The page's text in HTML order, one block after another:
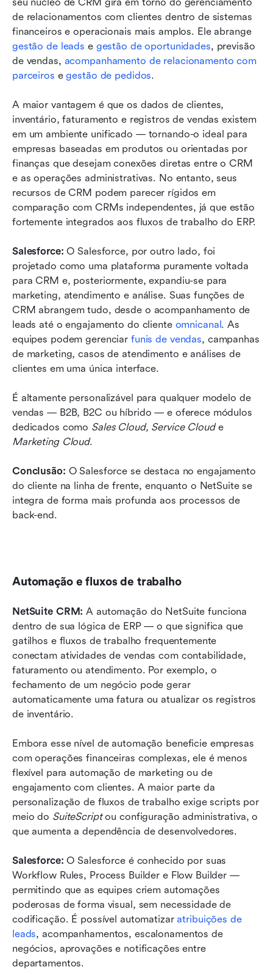
de relacionamentos com clientes dentro de sistemas
financeiros e operacionais mais amplos. Ele abrange
gestão de leads e gestão de oportunidades, previsão
de vendas, acompanhamento de relacionamento com
parceiros e gestão de pedidos.
A maior vantagem é que os dados de clientes,
inventário, faturamento e registros de vendas existem
em um ambiente unificado — tornando-o ideal para
empresas baseadas em produtos ou orientadas por
finanças que desejam conexões diretas entre o CRM
e as operações administrativas. No entanto, seus
recursos de CRM podem parecer rígidos em
comparação com CRMs independentes, já que estão
fortemente integrados aos fluxos de trabalho do ERP.
Salesforce: O Salesforce, por outro lado, foi
projetado como uma plataforma puramente voltada
para CRM e, posteriormente, expandiu-se para
marketing, atendimento e análise. Suas funções de
CRM abrangem tudo, desde o acompanhamento de
leads até o engajamento do cliente omnicanal. As
equipes podem gerenciar funis de vendas, campanhas
de marketing, casos de atendimento e análises de
clientes em uma única interface.
É altamente personalizável para qualquer modelo de
vendas — B2B, B2C ou híbrido — e oferece módulos
dedicados como Sales Cloud, Service Cloud
e
Marketing Cloud.
Conclusão: O Salesforce se destaca no engajamento
do cliente na linha de frente, enquanto o NetSuite se
integra de forma mais profunda aos processos de
back-end.
Automação e fluxos de trabalho
NetSuite CRM: A automação do NetSuite funciona
dentro de sua lógica de ERP — o que significa que
gatilhos e fluxos de trabalho frequentemente
conectam atividades de vendas com contabilidade,
faturamento ou atendimento. Por exemplo, o
fechamento de um negócio pode gerar
automaticamente uma fatura ou atualizar os registros
de inventário.
Embora esse nível de automação beneficie empresas
com operações financeiras complexas, ele é menos
flexível para automação de marketing ou de
engajamento com clientes. A maior parte da
personalização de fluxos de trabalho exige scripts por
meio do SuiteScript ou configuração administrativa, o
que aumenta a dependência de desenvolvedores.
Salesforce: O Salesforce é conhecido por suas
Workflow Rules, Process Builder e Flow Builder —
permitindo que as equipes criem automações
poderosas de forma visual, sem necessidade de
codificação. É possível automatizar atribuições de
leads, acompanhamentos, escalonamentos de
negócios, aprovações e notificações entre
departamentos.